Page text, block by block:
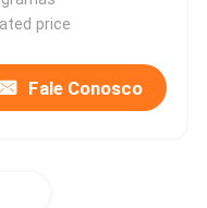
price
Fale Conosco